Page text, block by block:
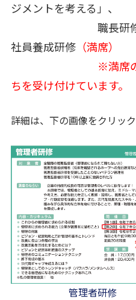
ジメントを考える」、
職長研修
社員養成研修（満席）
※満席
ちを受け付けています。
詳細は、下の画像をクリッ
管理者研修